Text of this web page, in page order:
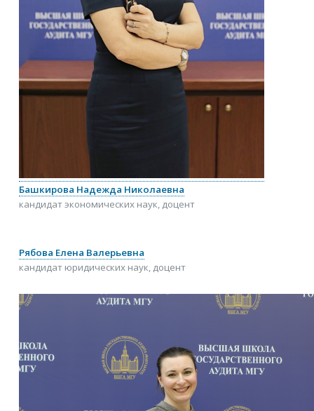
Башкирова Надежда Николаевна
кандидат экономических наук, доцент
Рябова Елена Валерьевна
кандидат юридических наук, доцент